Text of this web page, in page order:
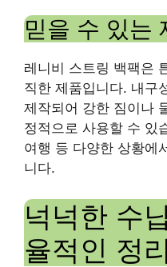
믿을 수 있는
레니비 스트링 백팩은
직한 제품입니다. 내구
제작되어 강한 짐이나
정적으로 사용할 수 있
여행 등 다양한 상황에
니다.
넉넉한 수
율적인 정리